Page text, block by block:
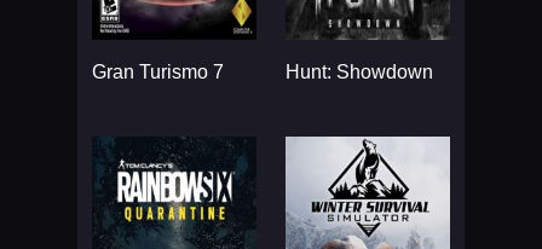
Gran Turismo 7 Hunt: Showdown